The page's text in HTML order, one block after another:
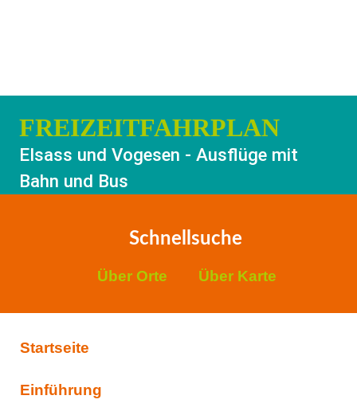
FREIZEITFAHRPLAN
Elsass und Vogesen - Ausflüge mit
Bahn und Bus
Schnellsuche
Über Orte Über Karte
Startseite
Einführung